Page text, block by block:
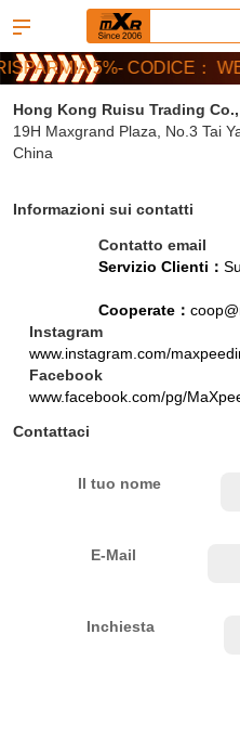
| 5% di sconto– MXR20TH
5%- CODICE：
| 5% di sconto– MXR20TH
5%- CODICE：
Contattaci
La nostra posizione
Hong Kong Ruisu Trading
19H Maxgrand Plaza, No.3 Tai
China
Informazioni sui contatti
Contatto email
Servizio Clienti：
Cooperate：
Instagram
www.instagram.com/
Facebook
www.facebook.com/pg/
Contattaci
Il tuo nome
E-Mail
Inchiesta